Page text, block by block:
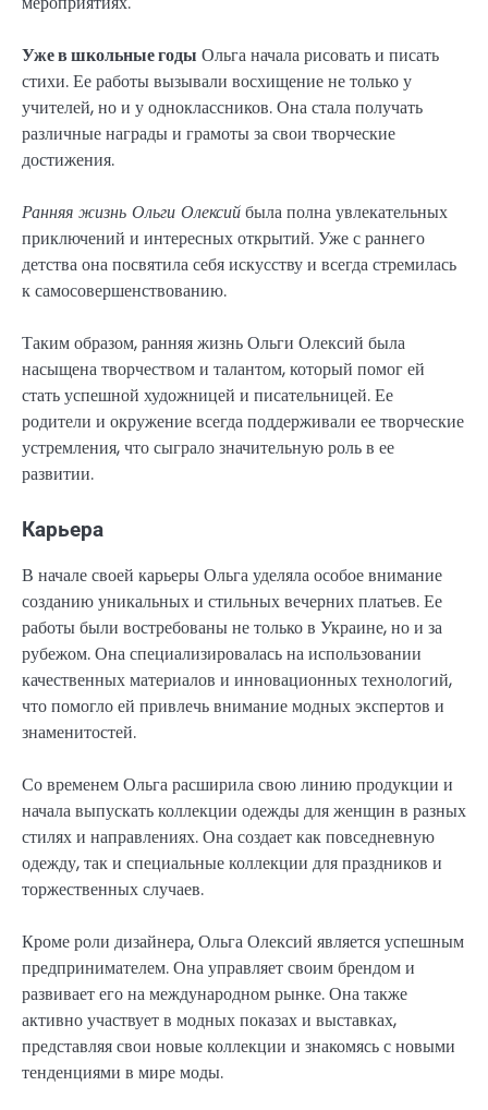
Уже в школьные годы Ольга начала рисовать и писать
стихи. Ее работы вызывали восхищение не только у
учителей, но и у одноклассников. Она стала получать
различные награды и грамоты за свои творческие
достижения.
Ранняя жизнь Ольги Олексийбыла полна увлекательных
приключений и интересных открытий. Уже с раннего
детства она посвятила себя искусству и всегда стремилась
к самосовершенствованию.
Таким образом, ранняя жизнь Ольги Олексий была
насыщена творчеством и талантом, который помог ей
стать успешной художницей и писательницей. Ее
родители и окружение всегда поддерживали ее творческие
устремления, что сыграло значительную роль в ее
развитии.
Карьера
В начале своей карьеры Ольга уделяла особое внимание
созданию уникальных и стильных вечерних платьев. Ее
работы были востребованы не только в Украине, но и за
рубежом. Она специализировалась на использовании
качественных материалов и инновационных технологий,
что помогло ей привлечь внимание модных экспертов и
знаменитостей.
Со временем Ольга расширила свою линию продукции и
начала выпускать коллекции одежды для женщин в разных
стилях и направлениях. Она создает как повседневную
одежду, так и специальные коллекции для праздников и
торжественных случаев.
Кроме роли дизайнера, Ольга Олексий является успешным
предпринимателем. Она управляет своим брендом и
развивает его на международном рынке. Она также
активно участвует в модных показах и выставках,
представляя свои новые коллекции и знакомясь с новыми
тенденциями в мире моды.